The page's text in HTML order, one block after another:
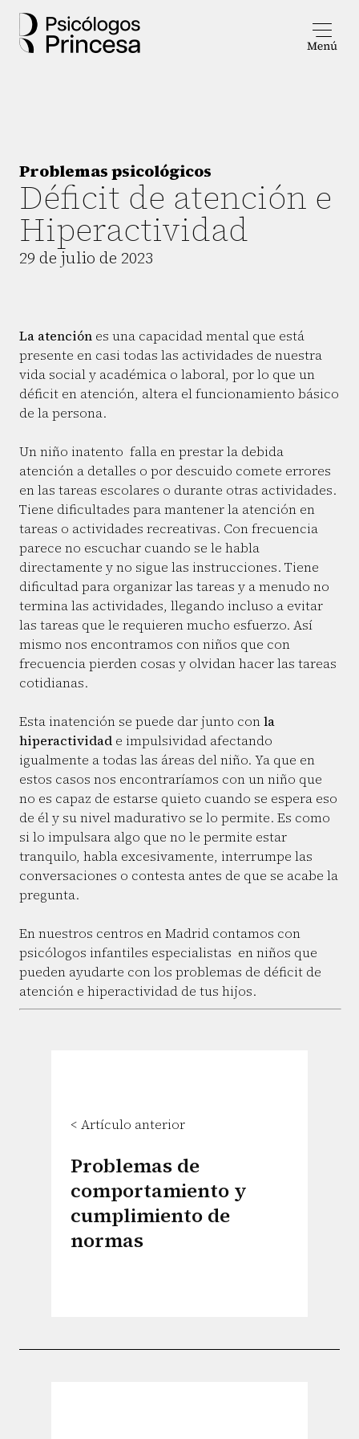
Problemas psicológicos
Déficit de atención e
Hiperactividad
29 de julio de 2023
La atención es una capacidad mental que está
presente en casi todas las actividades de nuestra
vida social y académica o laboral, por lo que un
déficit en atención, altera el funcionamiento básico
de la persona.
Un niño inatento falla en prestar la debida
atención a detalles o por descuido comete errores
en las tareas escolares o durante otras actividades.
Tiene dificultades para mantener la atención en
tareas o actividades recreativas. Con frecuencia
parece no escuchar cuando se le habla
directamente y no sigue las instrucciones. Tiene
dificultad para organizar las tareas y a menudo no
termina las actividades, llegando incluso a evitar
las tareas que le requieren mucho esfuerzo. Así
mismo nos encontramos con niños que con
frecuencia pierden cosas y olvidan hacer las tareas
cotidianas.
Esta inatención se puede dar junto conla
hiperactividad e impulsividad afectando
igualmente a todas las áreas del niño. Ya que en
estos casos nos encontraríamos con un niño que
no es capaz de estarse quieto cuando se espera eso
de él y su nivel madurativo se lo permite. Es como
si lo impulsara algo que no le permite estar
tranquilo, habla excesivamente, interrumpe las
conversaciones o contesta antes de que se acabe la
pregunta.
En nuestros centros en Madrid contamos con
psicólogos infantiles especialistas en niños que
pueden ayudarte con los problemas de déficit de
atención e hiperactividad de tus hijos.
< Artículo anterior
Problemas de
comportamiento y
cumplimiento de
normas